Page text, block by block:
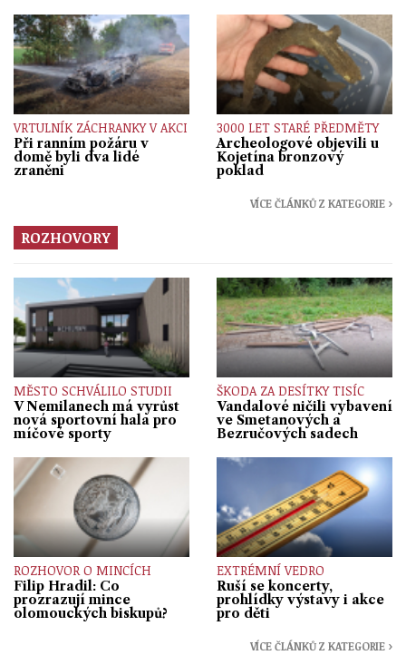
VRTULNÍK ZÁCHRANKY V AKCI
Při ranním požáru v
domě byli dva lidé
zraněni
3000 LET STARÉ PŘEDMĚTY
Archeologové objevili u
Kojetína bronzový
poklad
VÍCE ČLÁNKŮ Z KATEGORIE ›
ROZHOVORY
MĚSTO SCHVÁLILO STUDII
V Nemilanech má vyrůst
nová sportovní hala pro
míčové sporty
ŠKODA ZA DESÍTKY TISÍC
Vandalové ničili vybavení
ve Smetanových a
Bezručových sadech
ROZHOVOR O MINCÍCH
Filip Hradil: Co
prozrazují mince
olomouckých biskupů?
EXTRÉMNÍ VEDRO
Ruší se koncerty,
prohlídky výstavy i akce
pro děti
VÍCE ČLÁNKŮ Z KATEGORIE ›